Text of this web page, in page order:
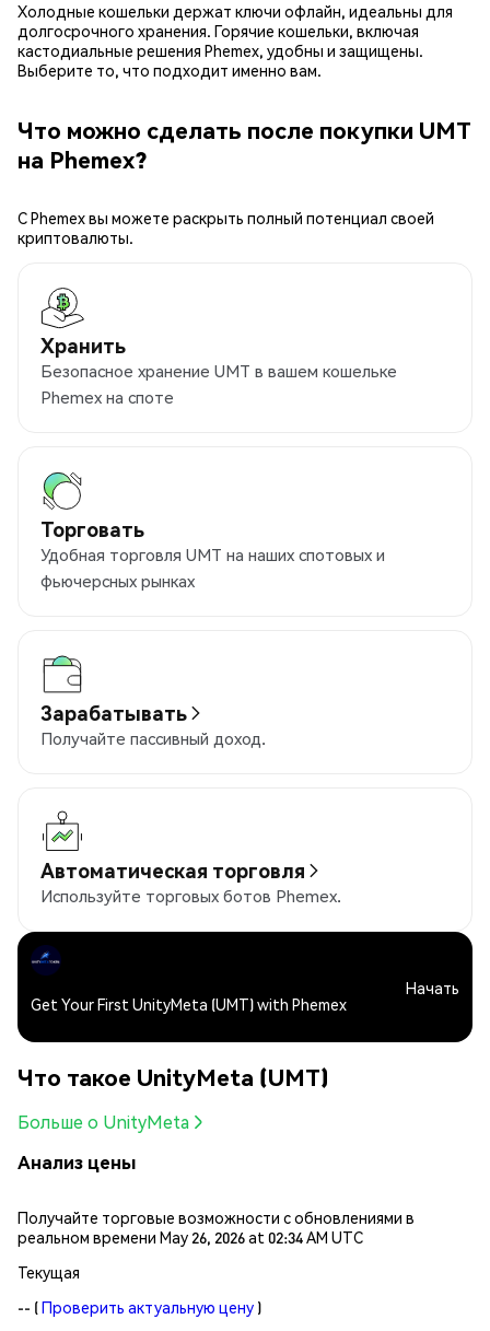
Холодные кошельки держат ключи офлайн, идеальны для
долгосрочного хранения. Горячие кошельки, включая
кастодиальные решения Phemex, удобны и защищены.
Выберите то, что подходит именно вам.
Что можно сделать после покупки UMT
на Phemex?
С Phemex вы можете раскрыть полный потенциал своей
криптовалюты.
Хранить
Безопасное хранение UMT в вашем кошельке
Phemex на споте
Торговать
Удобная торговля UMT на наших спотовых и
фьючерсных рынках
Зарабатывать
Получайте пассивный доход.
Автоматическая торговля
Используйте торговых ботов Phemex.
Get Your First UnityMeta (UMT) with Phemex
Начать
Что такое UnityMeta (UMT)
Больше о UnityMeta
Анализ цены
Получайте торговые возможности с обновлениями в
реальном времени May 26, 2026 at 02:34 AM UTC
Текущая
-- (Проверить актуальную цену )